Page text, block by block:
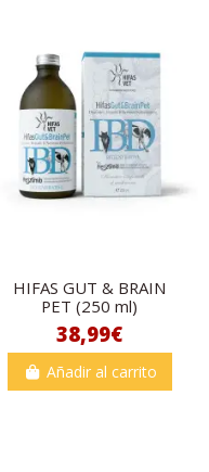
HIFAS GUT & BRAIN
PET (250 ml)
38,99€
Añadir al carrito